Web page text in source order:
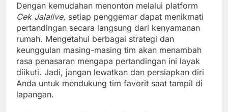
Dengan kemudahan menonton melalui platform
Cek Jalalive, setiap penggemar dapat menikmati
pertandingan secara langsung dari kenyamanan
rumah. Mengetahui berbagai strategi dan
keunggulan masing-masing tim akan menambah
rasa penasaran mengapa pertandingan ini layak
diikuti. Jadi, jangan lewatkan dan persiapkan diri
Anda untuk mendukung tim favorit saat tampil di
lapangan.